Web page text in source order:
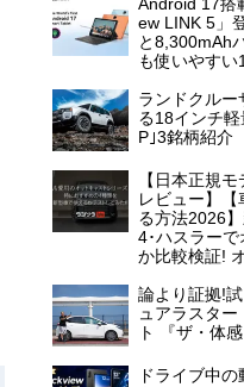
ew LINK 5」
と8,300mAh
も使いやすい
ランドクル
る18インチ
P｣3銘柄紹介
【日本正規
レビュー】【
る方法2026
4･ハスラー
か比較検証!
論より証拠!
ュアラスタ
ト 『ザ・体
ドライブ中